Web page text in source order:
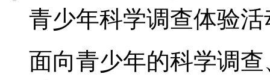
青少年科学调查体验活
面向青少年的科学调